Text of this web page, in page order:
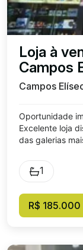
Loja à
Campos
Campos
Oportunidade
Excelente loja
das galerias
1
R$ 185.000